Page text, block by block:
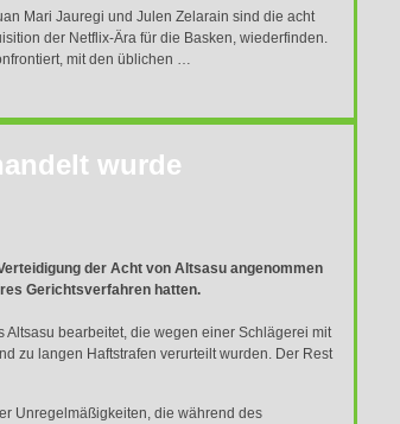
Mari Jauregi und Julen Zelarain sind die acht
der Netflix-Ära für die Basken, wiederfinden.
mit den üblichen …
wurde
der Acht von Altsasu angenommen
Gerichtsverfahren hatten.
bearbeitet, die wegen einer Schlägerei mit
zu langen Haftstrafen verurteilt wurden. Der Rest
Unregelmäßigkeiten, die während des